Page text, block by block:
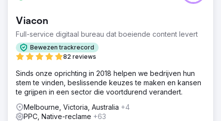
Viacon
Full-service digitaal bureau dat boeiende content levert
Bewezen trackrecord
82 reviews
Sinds onze oprichting in 2018 helpen we bedrijven hun
stem te vinden, beslissende keuzes te maken en kansen
te grijpen in een sector die voortdurend verandert.
Melbourne, Victoria, Australia +4
PPC, Native-reclame +63